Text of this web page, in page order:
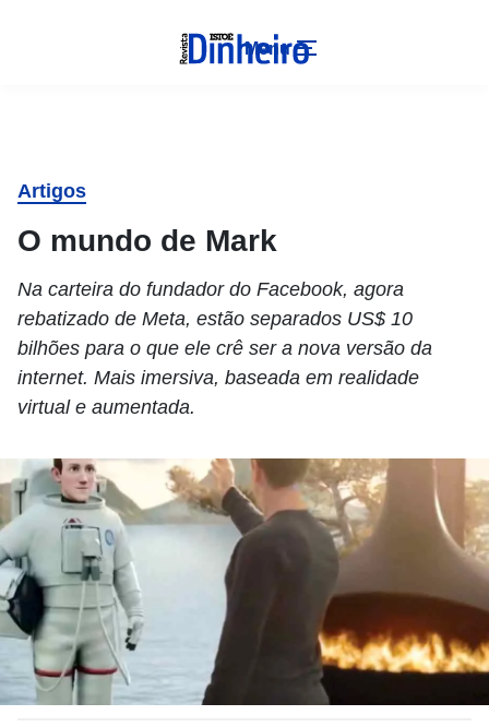
Menu
Artigos
O mundo de Mark
Na carteira do fundador do Facebook, agora
rebatizado de Meta, estão separados US$ 10
bilhões para o que ele crê ser a nova versão da
internet. Mais imersiva, baseada em realidade
virtual e aumentada.